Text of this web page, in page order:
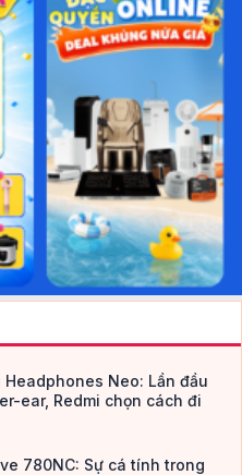
Neo: Lần đầu
ear, Redmi chọn cách đi
780NC: Sự cá tính trong